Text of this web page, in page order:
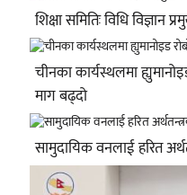
शिक्षा समितिः विधि
चीनका कार्यस्थलमा
माग बढ्दो
सामुदायिक वनलाई हरित